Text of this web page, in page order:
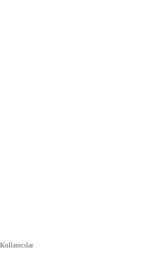
Kullanıcılar